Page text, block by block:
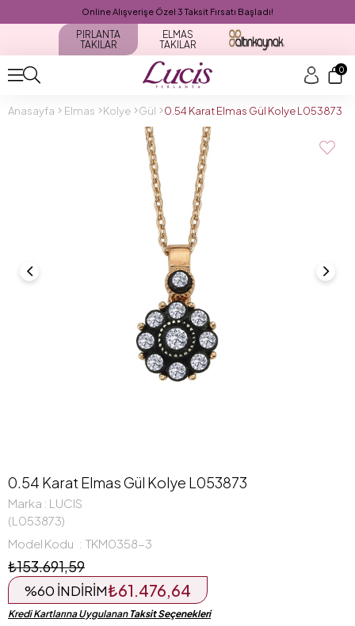
Online Alışverişe Özel 3 Taksit Fırsatı Başladı!
PIRLANTA
TAKILAR
ELMAS
TAKILAR
0
Anasayfa Elmas Kolye Gül 0.54 Karat Elmas Gül Kolye L053873
0.54 Karat Elmas Gül Kolye L053873
Marka : LUCIS
(L053873)
Model Kodu
TKM0358-3
₺153.691,59
₺61.476,64
%60 İNDIRIM
Kredi Kartlarına Uygulanan Taksit Seçenekleri